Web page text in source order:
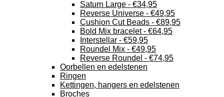
Saturn Large - €34,95
Reverse Universe - €49,95
Cushion Cut Beads - €89,95
Bold Mix bracelet - €64,95
Interstellar - €59,95
Roundel Mix - €49,95
Reverse Roundel - €74,95
Oorbellen en edelstenen
Ringen
Kettingen, hangers en edelstenen
Broches